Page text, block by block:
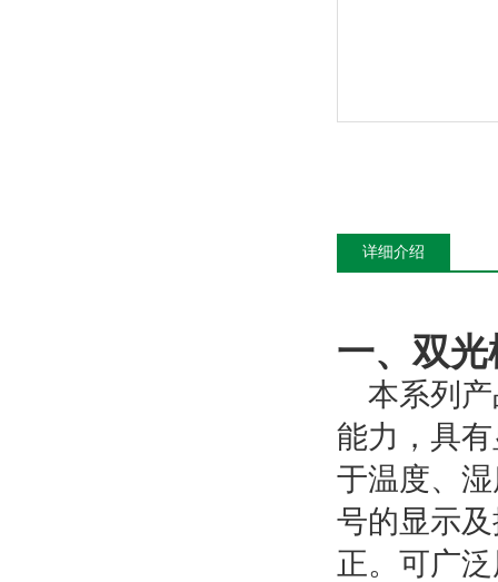
详细介绍
一、双
本系列
能力，具
于温度、
号的显示
正。可广